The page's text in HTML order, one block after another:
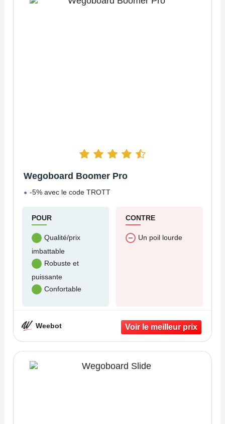
Wegoboard Boomer Pro
-5% avec le code TROTT
POUR
Qualité/prix
imbattable
Robuste et
puissante
Confortable
CONTRE
Un poil lourde
Weebot